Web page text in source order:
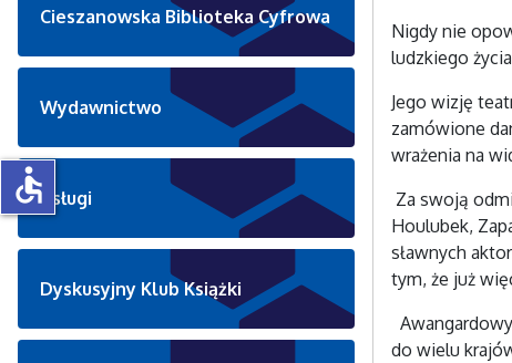
Nigdy nie
ludzkiego
Jego wizję
zamówione
wrażenia na
Za swoją
Houlubek,
sławnych
tym, że już
do wielu
Cieszanowska Biblioteka Cyfrowa
Wydawnictwo
Usługi
Dyskusyjny Klub Książki
accessible